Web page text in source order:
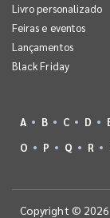
Livro personalizado
Feiras e eventos
Lançamentos
Black Friday
A B C D
O
P Q R
Copyright © 2026